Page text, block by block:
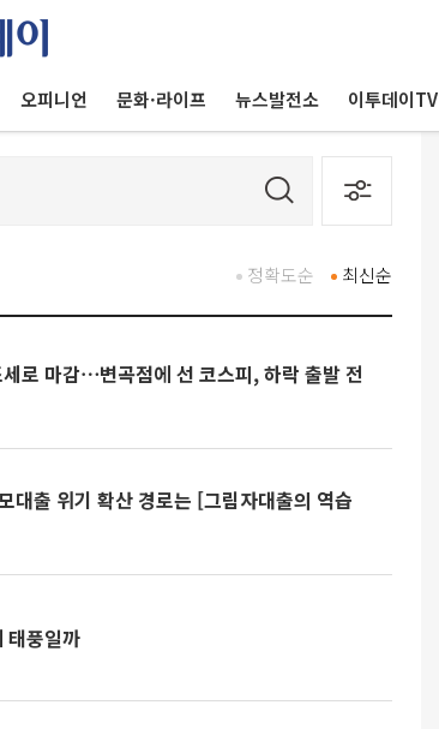
오피니언 문화·라이프 뉴스발전소 이투데이TV
최신순
정확도순
로 마감⋯변곡점에 선 코스피, 하락 출발 전
대출 위기 확산 경로는 [그림자대출의 역습
태풍일까